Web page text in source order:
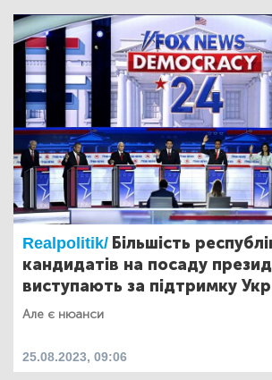
Realpolitik/ Більшість
кандидатів на посаду
виступають за підтримку
Але є нюанси
25.08.2023, 09:06